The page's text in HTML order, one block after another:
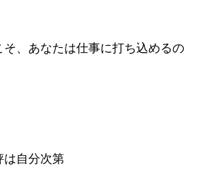
、あなたは仕事に打ち込めるの
は自分次第